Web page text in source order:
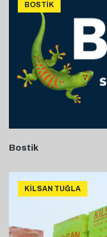
BOSTIK
Bostik
KILSAN TUĞLA